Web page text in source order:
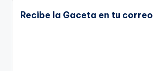
Recibe la Gaceta en tu correo